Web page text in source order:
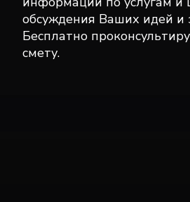
обсуждения Ваших идей и
Бесплатно
смету.